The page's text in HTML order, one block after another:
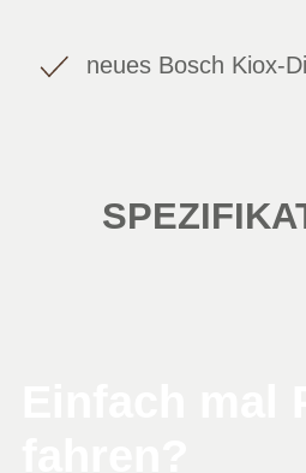
neues Bosch Kiox-